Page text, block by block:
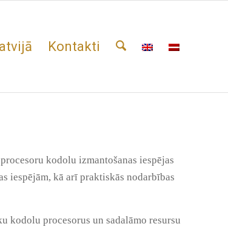
Kontakti
kodolu izmantošanas iespējas
iespējām, kā arī praktiskās nodarbības
kodolu procesorus un sadalāmo resursu